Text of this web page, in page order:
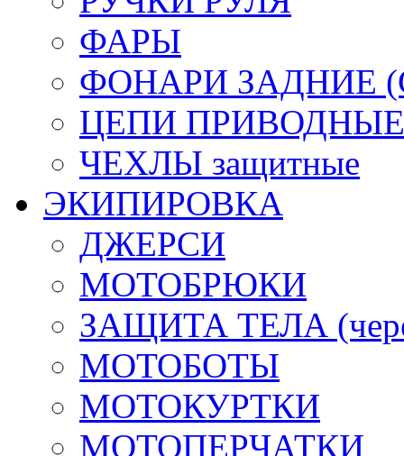
ФАРЫ
ФОНАРИ ЗАДНИЕ
ЦЕПИ ПРИВОДНЫЕ
ЧЕХЛЫ защитные
ЭКИПИРОВКА
ДЖЕРСИ
МОТОБРЮКИ
ЗАЩИТА ТЕЛА
МОТОБОТЫ
МОТОКУРТКИ
МОТОПЕРЧАТКИ